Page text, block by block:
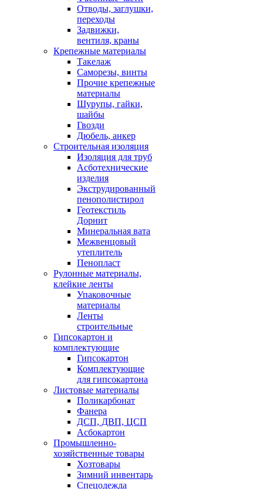
Отводы, заглушки,
переходы
Задвижки,
вентиля, краны
Крепежные материалы
Такелаж
Саморезы, винты
Прочие крепежные
материалы
Шурупы, гайки,
шайбы
Гвозди
Дюбель, анкер
Строительная изоляция
Изоляция для труб
Асботехнические
изделия
Экструдированный
пенополистирол
Геотекстиль
Дорнит
Минеральная вата
Межвенцовый
утеплитель
Пенопласт
Рулонные материалы,
клейкие ленты
Упаковочные
материалы
Ленты
строительные
Гипсокартон и
комплектующие
Гипсокартон
Комплектующие
для гипсокартона
Листовые материалы
Поликарбонат
Фанера
ДСП, ДВП, ЦСП
Асбокартон
Промышленно-
хозяйственные товары
Хозтовары
Зимний инвентарь
Спецодежда